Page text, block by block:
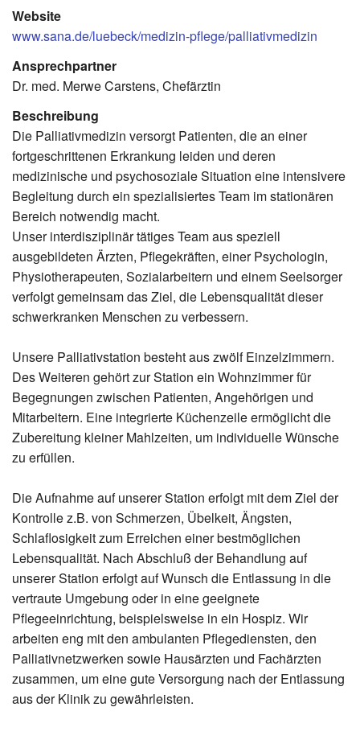
Website
www.sana.de/luebeck/medizin-pflege/palliativmedizin
Ansprechpartner
Dr. med. Merwe Carstens, Chefärztin
Beschreibung
Die Palliativmedizin versorgt Patienten, die an einer
fortgeschrittenen Erkrankung leiden und deren
medizinische und psychosoziale Situation eine intensivere
Begleitung durch ein spezialisiertes Team im stationären
Bereich notwendig macht.
Unser interdisziplinär tätiges Team aus speziell
ausgebildeten Ärzten, Pflegekräften, einer Psychologin,
Physiotherapeuten, Sozialarbeitern und einem Seelsorger
verfolgt gemeinsam das Ziel, die Lebensqualität dieser
schwerkranken Menschen zu verbessern.
Unsere Palliativstation besteht aus zwölf Einzelzimmern.
Des Weiteren gehört zur Station ein Wohnzimmer für
Begegnungen zwischen Patienten, Angehörigen und
Mitarbeitern. Eine integrierte Küchenzeile ermöglicht die
Zubereitung kleiner Mahlzeiten, um individuelle Wünsche
zu erfüllen.
Die Aufnahme auf unserer Station erfolgt mit dem Ziel der
Kontrolle z.B. von Schmerzen, Übelkeit, Ängsten,
Schlaflosigkeit zum Erreichen einer bestmöglichen
Lebensqualität. Nach Abschluß der Behandlung auf
unserer Station erfolgt auf Wunsch die Entlassung in die
vertraute Umgebung oder in eine geeignete
Pflegeeinrichtung, beispielsweise in ein Hospiz. Wir
arbeiten eng mit den ambulanten Pflegediensten, den
Palliativnetzwerken sowie Hausärzten und Fachärzten
zusammen, um eine gute Versorgung nach der Entlassung
aus der Klinik zu gewährleisten.